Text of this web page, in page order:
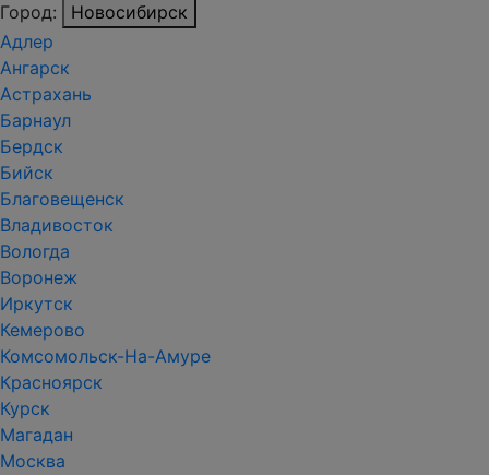
Город:
Новосибирск
Адлер
Ангарск
Астрахань
Барнаул
Бердск
Бийск
Благовещенск
Владивосток
Вологда
Воронеж
Иркутск
Кемерово
Комсомольск-На-Амуре
Красноярск
Курск
Магадан
Москва